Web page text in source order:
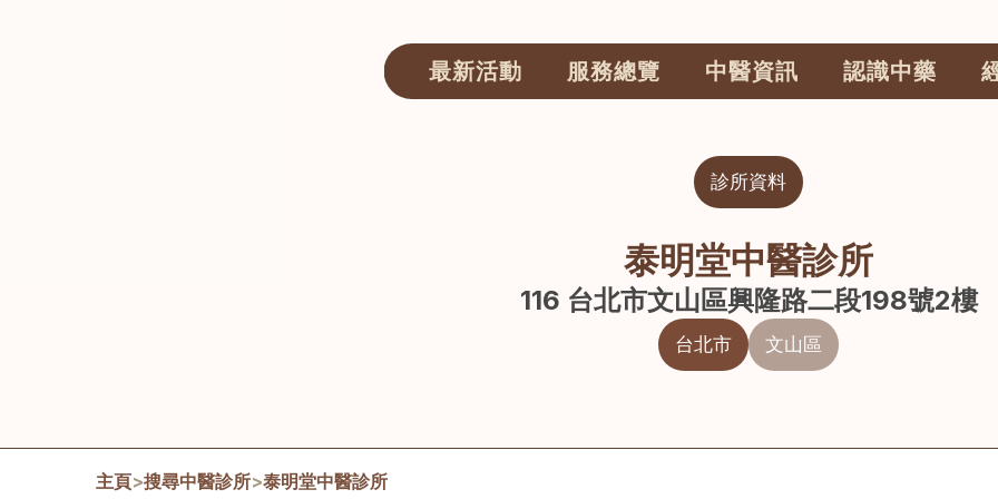
最新活動 服務總覽 中醫資訊 認識中藥
診所資料
泰明堂中醫診所
116 台北市文山區興隆路二段198號2樓
台北市 文山區
主頁>搜尋中醫診所>泰明堂中醫診所